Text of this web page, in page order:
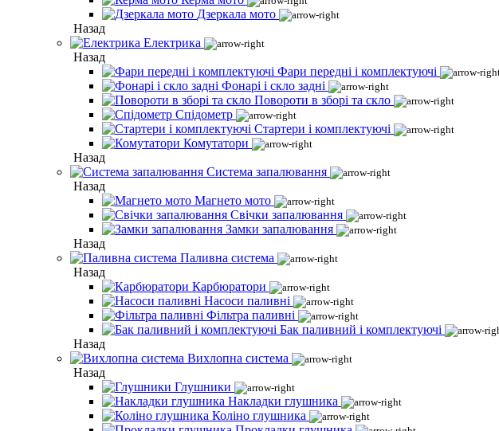
Дзеркала мото
Назад
Електрика
Назад
Фари передні і комплектуючі
Фонарі і скло задні
Повороти в зборі та скло
Спідометр
Стартери і комплектуючі
Комутатори
Назад
Система запалювання
Назад
Магнето мото
Свічки запалювання
Замки запалювання
Назад
Паливна система
Назад
Карбюратори
Насоси паливні
Фільтра паливні
Бак паливний і комплектуючі
Назад
Вихлопна система
Назад
Глушники
Накладки глушника
Коліно глушника